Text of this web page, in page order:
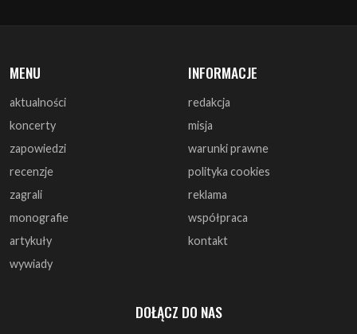
aktualności
zapowiedzi
recenzje
zagrali
monografie
artykuły
wywiady
redakcja
warunki prawne
polityka cookies
reklama
współpraca
kontakt
DOŁĄCZ DO NAS